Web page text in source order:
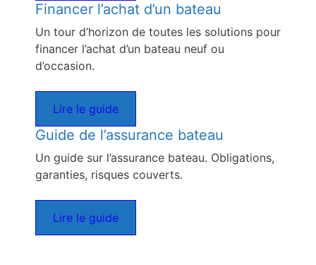
Financer l’achat d’un bateau
Un tour d’horizon de toutes les solutions pour
financer l’achat d’un bateau neuf ou
d’occasion.
Lire le guide
Guide de l’assurance bateau
Un guide sur l’assurance bateau. Obligations,
garanties, risques couverts.
Lire le guide